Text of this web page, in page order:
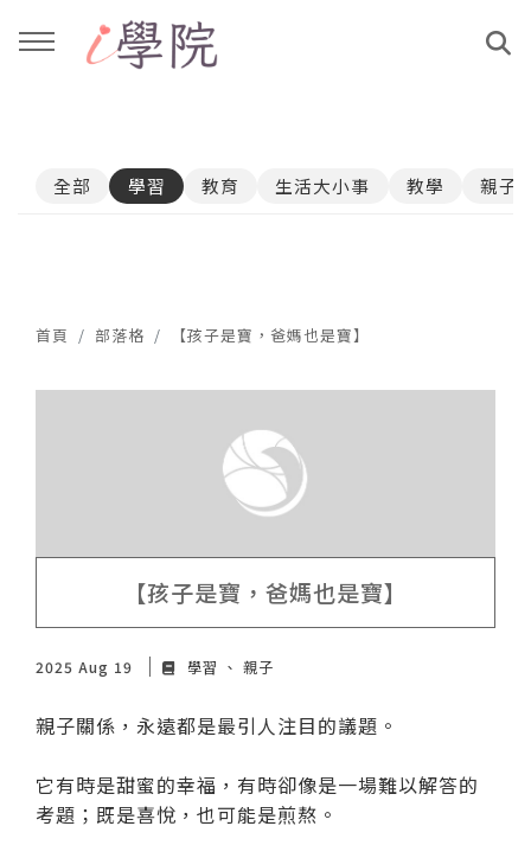
課程介紹
親子共學
公益講座
文章與影音作品
YouTube
媒體報導
全部 學習 教育 生活大小事 教學 親子
首頁 部落格 【孩子是寶，爸媽也是寶】
【孩子是寶，爸媽也是寶】
2025 Aug 19 學習 親子
親子關係，永遠都是最引人注目的議題。
它有時是甜蜜的幸福，有時卻像是一場難以解答的
考題；既是喜悅，也可能是煎熬。